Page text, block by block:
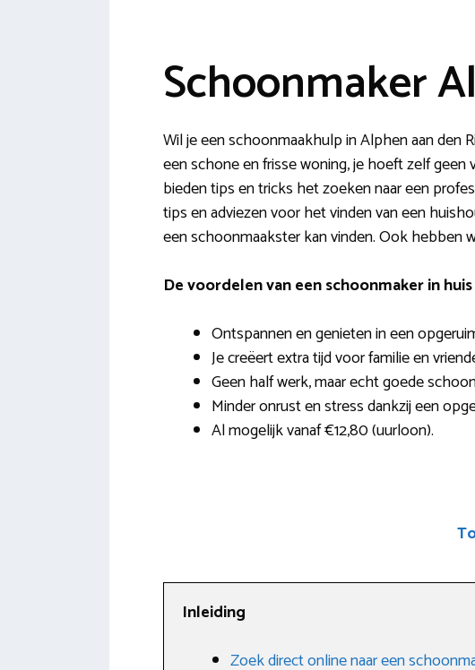
Schoonmaker
Wil je een schoonmaakhulp in Alphen aan den
een schone en frisse woning, je hoeft zelf
bieden tips en tricks het zoeken naar een
tips en adviezen voor het vinden van een
een schoonmaakster kan vinden. Ook hebben
De voordelen van een schoonmaker in huis
Ontspannen en genieten in een
Je creëert extra tijd voor familie en
Geen half werk, maar echt goede
Minder onrust en stress dankzij een
Al mogelijk vanaf €12,80 (uurloon).
Inleiding
Zoek direct online naar een